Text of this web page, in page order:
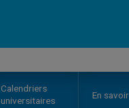
Calendriers
universitaires
En